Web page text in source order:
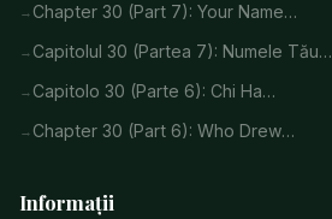
Chapter 30 (Part 7): Your Name…
Capitolul 30 (Partea 7): Numele Tău…
Capitolo 30 (Parte 6): Chi Ha…
Chapter 30 (Part 6): Who Drew…
Informații